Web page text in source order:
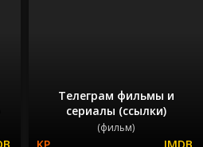
Телеграм фильмы и
сериалы (ссылки)
(фильм)